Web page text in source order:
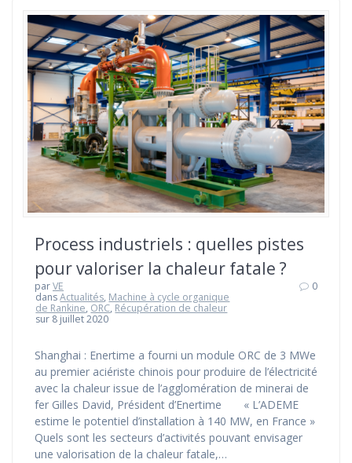
Process industriels : quelles pistes
pour valoriser la chaleur fatale ?
parVE
dansActualités, Machine à cycle organique
de Rankine, ORC, Récupération de chaleur
sur 8 juillet 2020
0
Shanghai : Enertime a fourni un module ORC de 3 MWe
au premier aciériste chinois pour produire de l’électricité
avec la chaleur issue de l’agglomération de minerai de
fer Gilles David, Président d’Enertime « L’ADEME
estime le potentiel d’installation à 140 MW, en France »
Quels sont les secteurs d’activités pouvant envisager
une valorisation de la chaleur fatale,…